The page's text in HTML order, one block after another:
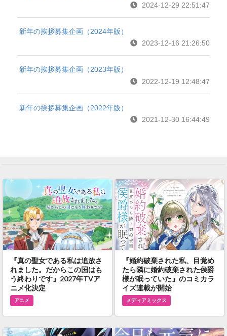
2024-12-29 22:51:47
新年の挨拶募集企画（2024年版）
2023-12-16 21:26:50
新年の挨拶募集企画（2023年版）
2022-12-19 12:48:47
新年の挨拶募集企画（2022年版）
2021-12-30 16:44:49
『真の聖女である私は追放さ
れました。だからこの国はも
う終わりです』2027年TVア
ニメ化決定
アニメ
『婚約破棄された私、目覚め
たら隣に婚約破棄された侯爵
様が眠っていた』のコミカラ
イズ連載が開始
メディアミックス